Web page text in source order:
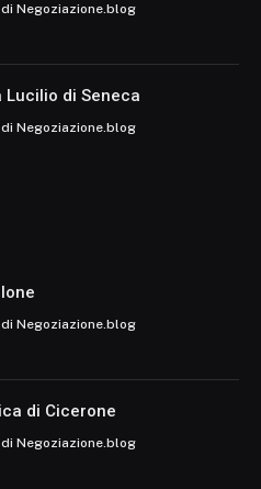
Negoziazione.blog
Lucilio di Seneca
Negoziazione.blog
Negoziazione.blog
di Cicerone
Negoziazione.blog